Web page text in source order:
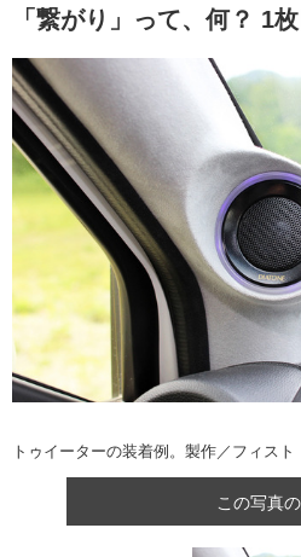
その他
カーグッズニュース
「繋がり」って、何？ 1
トゥイーターの装着例。製作／フィスト
この写真